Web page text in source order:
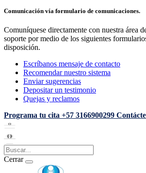
Comunicación vía formulario de comunicaciones.
Comuníquese directamente con nuestra área
soporte por medio de los siguientes
disposición.
Escríbanos mensaje de contacto
Recomendar nuestro sistema
Enviar sugerencias
Depositar un testimonio
Quejas y reclamos
Programa tu cita +57 3166900299
Cerrar